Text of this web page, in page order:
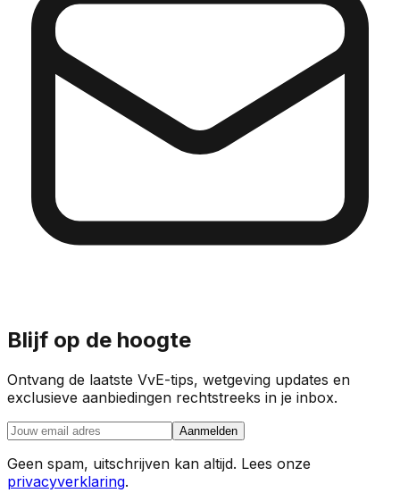
Blijf op de hoogte
Ontvang de laatste VvE-tips, wetgeving updates en
exclusieve aanbiedingen rechtstreeks in je inbox.
Aanmelden
Geen spam, uitschrijven kan altijd. Lees onze
privacyverklaring.